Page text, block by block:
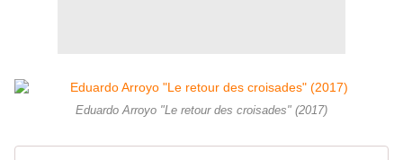
Eduardo Arroyo "Le retour des croisades" (2017)